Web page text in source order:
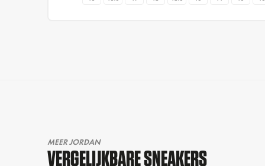
MEER JORDAN
VERGELIJKBARE SNEAKERS